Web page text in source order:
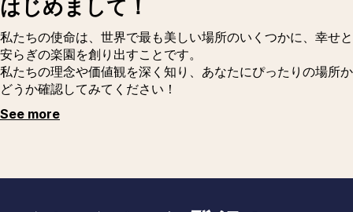
はじめまして！
私たちの使命は、世界で最も美しい場所のいくつかに、幸せと
安らぎの楽園を創り出すことです。
私たちの理念や価値観を深く知り、あなたにぴったりの場所か
どうか確認してみてください！
See more